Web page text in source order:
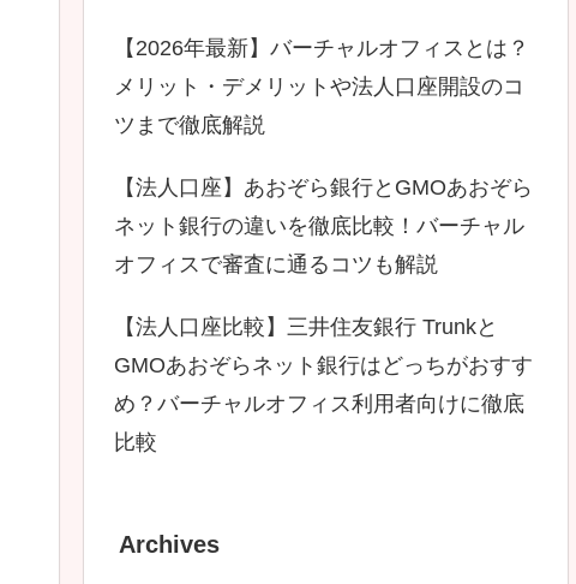
【2026年最新】バーチャルオフィスとは？
メリット・デメリットや法人口座開設のコ
ツまで徹底解説
【法人口座】あおぞら銀行とGMOあおぞら
ネット銀行の違いを徹底比較！バーチャル
オフィスで審査に通るコツも解説
【法人口座比較】三井住友銀行 Trunkと
GMOあおぞらネット銀行はどっちがおすす
め？バーチャルオフィス利用者向けに徹底
比較
Archives